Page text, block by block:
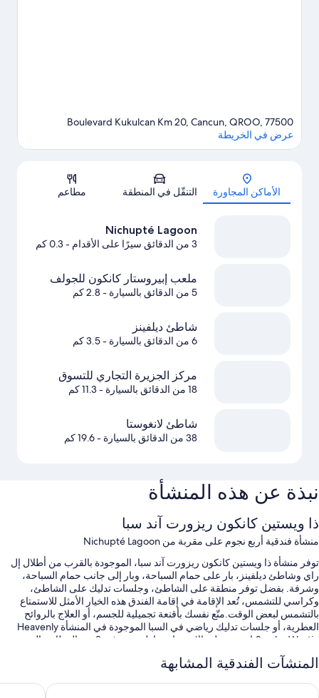
الخريطة
Boulevard Kukulcan Km 20, Cancun, QROO, 77500
عرض في الخريطة
الأماكن المجاورة التنقّل في المنطقة مطاعم
Nichupté Lagoon
3 من الدقائق سيرًا على الأقدام - 0.3 كم
ملعب إبيروستار كانكون للجولف
5 من الدقائق بالسيارة - 2.8 كم
شاطئ ديلفينز
6 من الدقائق بالسيارة - 3.5 كم
مركز الجزيرة التجاري للتسوق
18 من الدقائق بالسيارة - 11.3 كم
شاطئ لانغوستا
38 من الدقائق بالسيارة - 19.6 كم
نبذة عن هذه المنشأة
ذا ويستين كانكون ريزورت آند سبا
منشأة فندقية أربع نجوم على مقربة من Nichupté Lagoon
توفر منشأة ذا ويستين كانكون ريزورت آند سبا، الموجودة بالقرب من أطلال إل
راي وشاطئ ديلفينز، بار على حمام السباحة، وبار إلى جانب حمام السباحة،
وشرفة. بفضل توفر منطقة على الشاطئ، وجلسات تدليك على الشاطئ،
وكراسي للتشمس، تُعد الإقامة في إقامة الفندق هذه الخيار الأمثل للاستمتاع
بالتشمس لبعض الوقت.متّع نفسك بأقنعة تجميلية للجسم، أو العلاج بالروائح
العطرية، أو جلسات تدليك رياضي في السبا الموجودة في المنشأة Heavenly
Spa by Westin.احرص على الاستمتاع بتناول وجبة في 3 من المطاعم الموجودة
في داخل المنشأة والتي تشمل الإفطار، والغداء، والعشاء.تُقدم دروس تمارين
الطائرة.ابقَ على اتصال من خلال واي فاي مجاني داخل الغرفة، ويمكن للنزلاء
المنشآت الفندقية المشابهة
ريزيدنس إن باي ماريوت كانكون هوتل زون إمبوريو